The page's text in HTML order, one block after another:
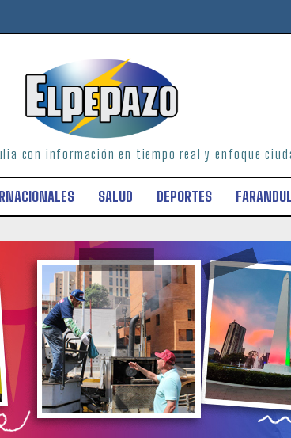
con información en tiempo real y enfoque
SALUD DEPORTES